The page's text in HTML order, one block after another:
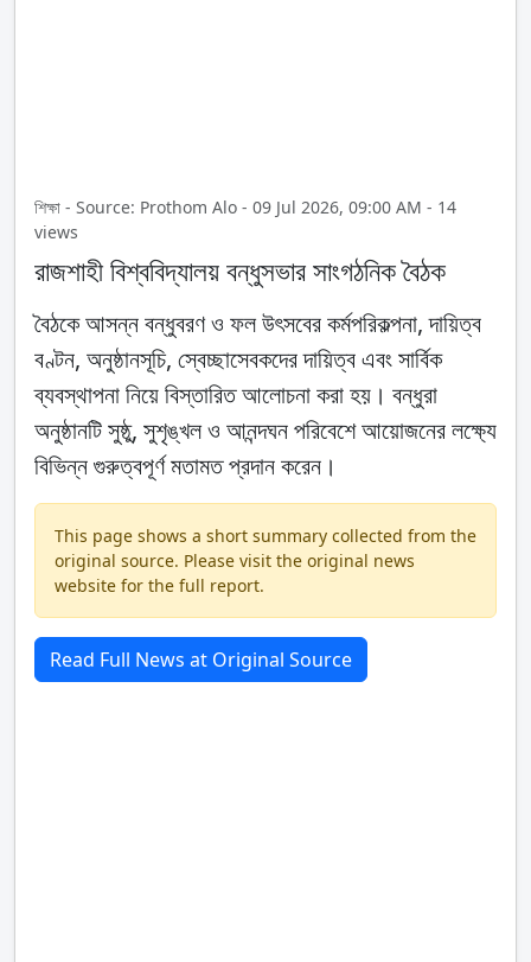
শিক্ষা - Source: Prothom Alo - 09 Jul 2026, 09:00 AM - 14
views
রাজশাহী বিশ্ববিদ্যালয় বন্ধুসভার সাংগঠনিক বৈঠক
বৈঠকে আসন্ন বন্ধুবরণ ও ফল উৎসবের কর্মপরিকল্পনা, দায়িত্ব
বণ্টন, অনুষ্ঠানসূচি, স্বেচ্ছাসেবকদের দায়িত্ব এবং সার্বিক
ব্যবস্থাপনা নিয়ে বিস্তারিত আলোচনা করা হয়। বন্ধুরা
অনুষ্ঠানটি সুষ্ঠু, সুশৃঙ্খল ও আনন্দঘন পরিবেশে আয়োজনের লক্ষ্যে
বিভিন্ন গুরুত্বপূর্ণ মতামত প্রদান করেন।
This page shows a short summary collected from the
original source. Please visit the original news
website for the full report.
Read Full News at Original Source